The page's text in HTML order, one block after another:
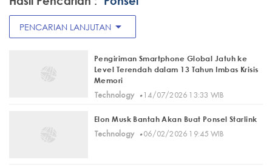
PENCARIAN LANJUTAN arrow_drop_down
Pengiriman Smartphone Global Jatuh ke
Level Terendah dalam 13 Tahun Imbas Krisis
Memori
Technology
· 14/07/2026 13:33 WIB
Elon Musk Bantah Akan Buat Ponsel Starlink
Technology
· 06/02/2026 19:45 WIB